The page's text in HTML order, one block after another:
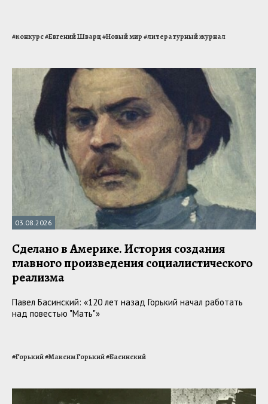
#конкурс#Евгений Шварц#Новый мир#литературный журнал
03.08.2026
Сделано в Америке. История создания
главного произведения социалистического
реализма
Павел Басинский: «120 лет назад Горький начал работать
над повестью "Мать"»
#Горький#Максим Горький#Басинский